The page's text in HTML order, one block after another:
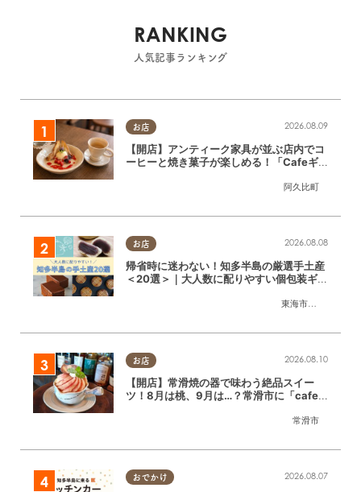
RANKING
人気記事ランキング
お店
阿久比町
2026.08.09
【開店】アンティーク家具が並ぶ店内でコ
ーヒーと焼き菓子が楽しめる！「Cafeギ
お店
東海市
,大府市
2026.08.08
帰省時に迷わない！知多半島の厳選手土産
＜20選＞｜大人数に配りやすい個包装ギフ
お店
常滑市
2026.08.10
【開店】常滑焼の器で味わう絶品スイー
ツ！8月は桃、9月は…？常滑市に「cafe
おでかけ 2026.08.07